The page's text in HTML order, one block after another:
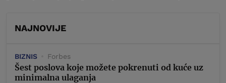
NAJNOVIJE
BIZNIS Forbes
Šest poslova koje možete pokrenuti od kuće uz
minimalna ulaganja